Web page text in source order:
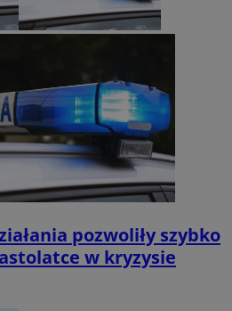
pozwoliły szybko
w kryzysie